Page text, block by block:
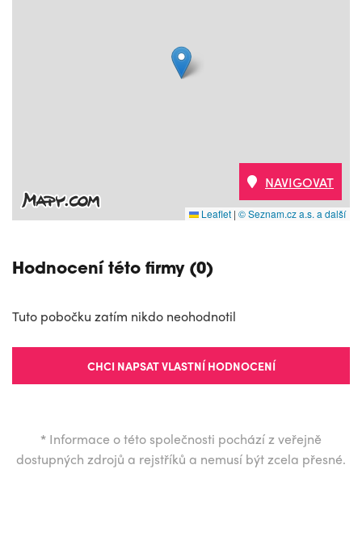
Leaflet | © Seznam.cz a.s. a další
NAVIGOVAT
Hodnocení této firmy (0)
Tuto pobočku zatím nikdo neohodnotil
CHCI NAPSAT VLASTNÍ HODNOCENÍ
* Informace o této společnosti pochází z veřejně
dostupných zdrojů a rejstříků a nemusí být zcela přesné.